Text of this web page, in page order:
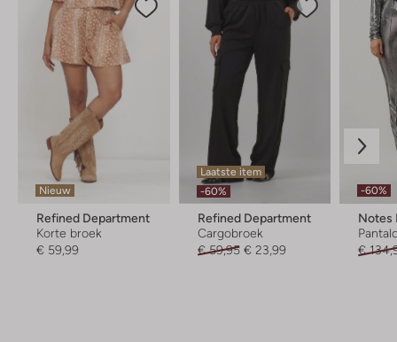
Nieuw
Refined Department
Korte broek
€ 59,99
Laatste item
-60%
Refined Department
Cargobroek
€ 59,95 € 23,99
-60%
Notes
€